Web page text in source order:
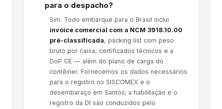
para o despacho?
Sim. Todo embarque para o Brasil inclui
invoice comercial com a NCM 3918.10.00
pré-classificada, packing list com peso
bruto por caixa, certificados técnicos e a
DoP CE — além do plano de carga do
contêiner. Fornecemos os dados necessários
para o registro no SISCOMEX e o
desembaraço em Santos; a habilitação e o
registro da DI são conduzidos pelo